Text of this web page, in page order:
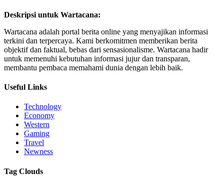
Deskripsi untuk Wartacana:
Wartacana adalah portal berita online yang menyajikan informasi
terkini dan terpercaya. Kami berkomitmen memberikan berita
objektif dan faktual, bebas dari sensasionalisme. Wartacana hadir
untuk memenuhi kebutuhan informasi jujur dan transparan,
membantu pembaca memahami dunia dengan lebih baik.
Useful Links
Technology
Economy
Western
Gaming
Travel
Newness
Tag Clouds